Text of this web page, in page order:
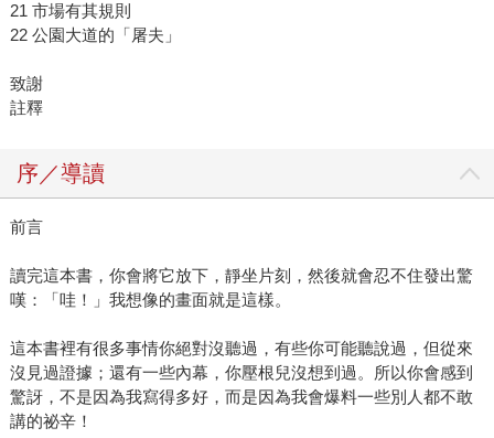
21 市場有其規則
22 公園大道的「屠夫」
致謝
註釋
序／導讀
前言
讀完這本書，你會將它放下，靜坐片刻，然後就會忍不住發出驚
嘆：「哇！」我想像的畫面就是這樣。
這本書裡有很多事情你絕對沒聽過，有些你可能聽說過，但從來
沒見過證據；還有一些內幕，你壓根兒沒想到過。所以你會感到
驚訝，不是因為我寫得多好，而是因為我會爆料一些別人都不敢
講的祕辛！